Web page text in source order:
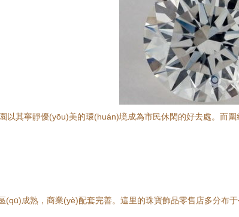
以其寧靜優(yōu)美的環(huán)境成為市民休閑的好去處。而
(qū)成熟，商業(yè)配套完善。這里的珠寶飾品零售店多分